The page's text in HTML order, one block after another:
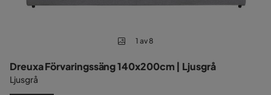
1 av 8
Dreuxa Förvaringssäng 140x200cm | Ljusgrå
Ljusgrå